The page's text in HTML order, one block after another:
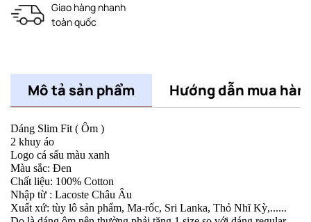
Giao hàng nhanh
toàn quốc
Mô tả sản phẩm Hướng dẫn mua
Dáng Slim Fit ( Ôm )
2 khuy áo
Logo cá sấu màu xanh
Màu sắc: Đen
Chất liệu: 100% Cotton
Nhập từ : Lacoste Châu Âu
Xuất xứ: tùy lô sản phẩm, Ma-rốc, Sri Lanka, Thỏ Nhĩ Kỳ,......